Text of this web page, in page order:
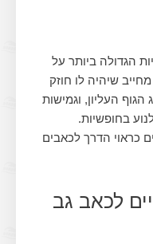
הגדולה ביותר על
שיהיה לו חוזק
העליון, וגמישות
בחופשיות.
כראוי הדרך לכאבים
לכאב גב